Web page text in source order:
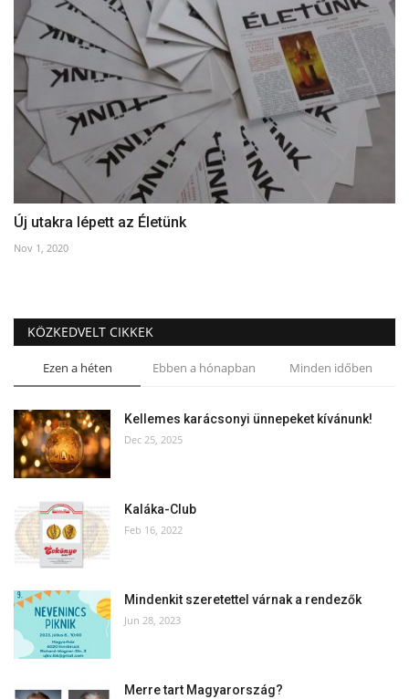
Új utakra lépett az Életünk
Nov 1, 2020
KÖZKEDVELT CIKKEK
Ezen a héten Ebben a hónapban Minden időben
Kellemes karácsonyi ünnepeket kívánunk!
Dec 25, 2025
Kaláka-Club
Feb 16, 2022
Mindenkit szeretettel várnak a rendezők
Jun 28, 2023
Merre tart Magyarország?